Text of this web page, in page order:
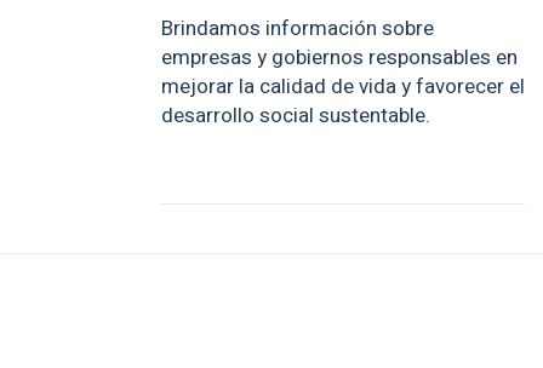
Brindamos información sobre
empresas y gobiernos responsables en
mejorar la calidad de vida y favorecer el
desarrollo social sustentable.